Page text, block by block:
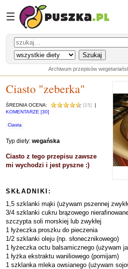
☰
Archiwum przepisów
Ciasto "zeberka"
ŚREDNIA OCENA: [15]
|
KOMENTARZE [30]
Ciasta
Typ diety: wegańska
Ciasto z tego przepisu zawsze
mi wychodzi i jest pyszne :)
SKŁADNIKI:
1,5 szklanki mąki (używam pszennej
3/4 szklanki cukru brązowego
szczypta soli morskiej lub zwykłej
1 łyżeczka proszku do pieczenia
1/2 szklanki oleju (np. słonecznikowego)
1 łyżeczka octu balsamicznego (używam
1 łyżka ekstraktu waniliowego (pomijam)
1 szklanka mleka owsianego (używam